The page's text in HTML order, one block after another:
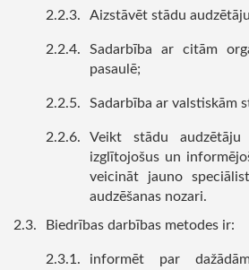
Aizstāvēt stādu
Sadarbība ar citām
pasaulē;
Sadarbība ar valstiskām
Veikt stādu
izglītojošus un
veicināt jauno
audzēšanas nozari.
Biedrības darbības metodes ir:
informēt par